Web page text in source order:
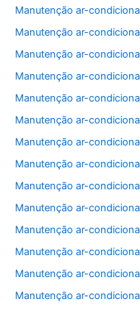
Manutenção ar-
Manutenção ar-
Manutenção ar-
Manutenção ar-
Manutenção ar-
Manutenção ar-
Manutenção ar-
Manutenção ar-
Manutenção ar-
Manutenção ar-
Manutenção ar-
Manutenção ar-
Manutenção ar-
Manutenção ar-